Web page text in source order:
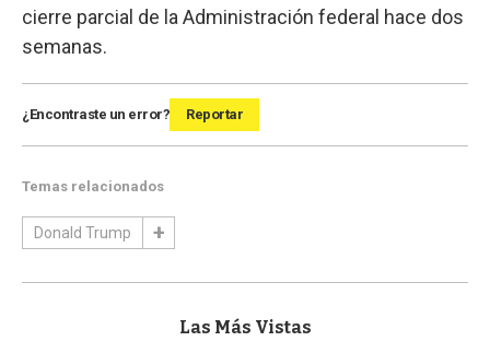
cierre parcial de la Administración federal hace dos
semanas.
¿Encontraste un error? Reportar
Temas relacionados
Donald Trump
Las Más Vistas